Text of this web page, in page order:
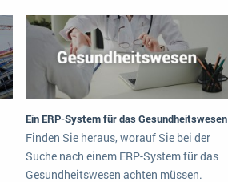
Ein ERP-System für das Gesundheitswesen
Finden Sie heraus, worauf Sie bei der
Suche nach einem ERP-System für das
Gesundheitswesen achten müssen.